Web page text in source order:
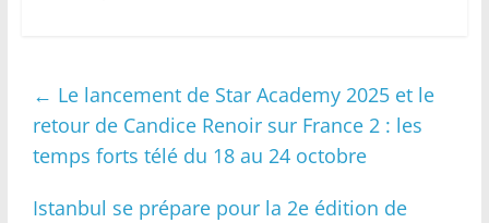
← Le lancement de Star Academy 2025 et le
retour de Candice Renoir sur France 2 : les
temps forts télé du 18 au 24 octobre
Istanbul se prépare pour la 2e édition de